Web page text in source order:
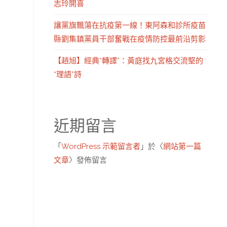
志玲開喜
讓黨旗飄蕩在抗疫第一線！東阿森和診所疫苗
縣劉集鎮黨員干部奮戰在疫情防控最前沿剪影
【趙旭】經典“轉譯”：黃庭找九宮格交流堅的
“理語”詩
近期留言
「 WordPress 示範留言者 」於〈網站第一篇
文章〉發佈留言